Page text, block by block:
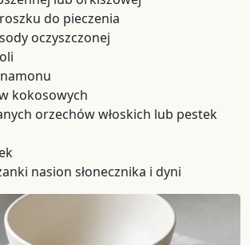
do pieczenia
oczyszczonej
kokosowych
orzechów włoskich lub pestek
nasion słonecznika i dyni